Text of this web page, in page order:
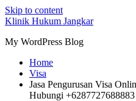
Skip to content
Klinik Hukum Jangkar
My WordPress Blog
Home
Visa
Jasa Pengurusan Visa
Hubungi +6287727688883